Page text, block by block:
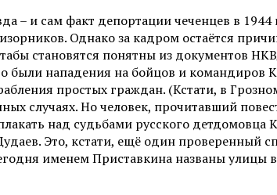
– и сам факт депортации чеченцев в
Однако за кадром остаётся
становятся понятны из документов
были нападения на бойцов и
простых граждан. (Кстати, в
случаях. Но человек, прочитавший
над судьбами русского детдомовца
Это, кстати, ещё один проверенный
именем Приставкина названы улицы